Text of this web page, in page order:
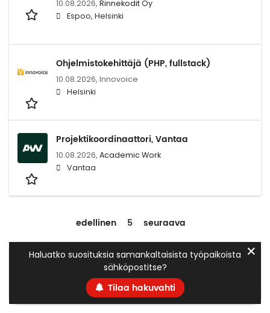
10.08.2026, Rinnekodit Oy
Espoo, Helsinki
Ohjelmistokehittäjä (PHP, fullstack)
10.08.2026, Innovoice
Helsinki
Projektikoordinaattori, Vantaa
10.08.2026, Academic Work
Vantaa
edellinen 5 seuraava
Haluatko suosituksia samankaltaisista työpaikoista
sähköpostitse?
Tilaa hakuvahti
✕